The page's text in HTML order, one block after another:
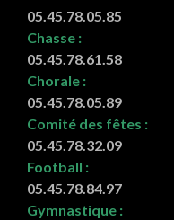
05.45.78.05.85
Chasse :
05.45.78.61.58
Chorale :
05.45.78.05.89
Comité des fêtes :
05.45.78.32.09
Football :
05.45.78.84.97
Gymnastique :